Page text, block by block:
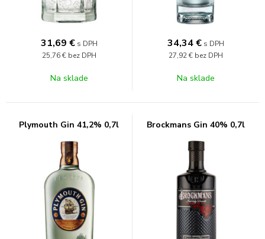
31,69 € s DPH
25,76 € bez DPH
Na sklade
34,34€ s DPH
27,92 € bez DPH
Na sklade
Plymouth Gin 41,2% 0,7l Brockmans Gin 40% 0,7l